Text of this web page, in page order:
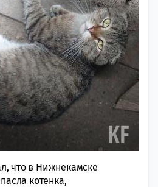
что в Нижнекамске
котенка,